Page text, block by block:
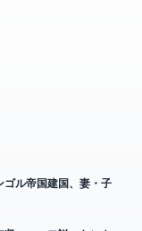
ゴル帝国建国、妻・子